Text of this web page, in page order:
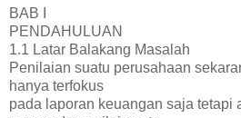
BAB I
PENDAHULUAN
1.1 Latar Balakang Masalah
Penilaian suatu perusahaan
hanya terfokus
pada laporan keuangan saja tetapi